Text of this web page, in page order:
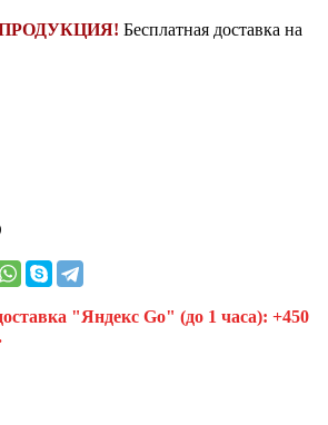
Бесплатная доставка на
"Яндекс Go" (до 1 часа): +450